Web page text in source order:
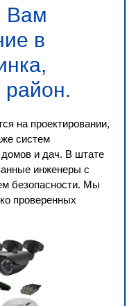
Вам
в
.
на проектировании,
систем
и дач. В штате
инженеры с
безопасности. Мы
проверенных